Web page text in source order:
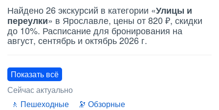
Найдено 26 экскурсий в категории «Улицы и
переулки» в Ярославле, цены от 820 ₽, скидки
до 10%. Расписание для бронирования на
август, сентябрь и октябрь 2026 г.
Показать всё
Сейчас актуально
Пешеходные
Обзорные